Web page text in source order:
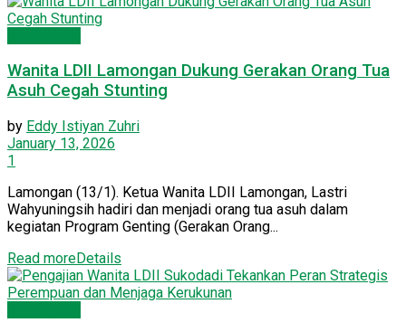
Wanita LDII Lamongan Dukung Gerakan Orang Tua
Asuh Cegah Stunting
by Eddy Istiyan Zuhri
January 13, 2026
1
Lamongan (13/1). Ketua Wanita LDII Lamongan, Lastri
Wahyuningsih hadiri dan menjadi orang tua asuh dalam
kegiatan Program Genting (Gerakan Orang...
Read moreDetails